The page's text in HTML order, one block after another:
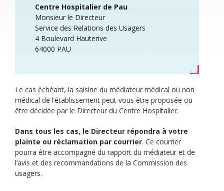
Centre Hospitalier de Pau
Monsieur le Directeur
Service des Relations des Usagers
4 Boulevard Hauterive
64000 PAU
Le cas échéant, la saisine du médiateur médical ou non
médical de l’établissement peut vous être proposée ou
être décidée par le Directeur du Centre Hospitalier.
Dans tous les cas, le Directeur répondra à votre
plainte ou réclamation par courrier. Ce courrier
pourra être accompagné du rapport du médiateur et de
l’avis et des recommandations de la Commission des
usagers.